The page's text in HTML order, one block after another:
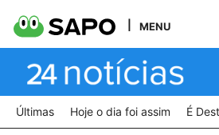
MENU
Últimas Hoje o dia foi assim É